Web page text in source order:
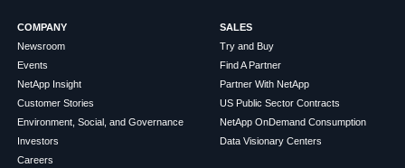
COMPANY
Newsroom
Events
NetApp Insight
Customer Stories
Environment, Social, and Governance
Investors
Careers
SALES
Try and Buy
Find A Partner
Partner With NetApp
US Public Sector Contracts
NetApp OnDemand Consumption
Data Visionary Centers